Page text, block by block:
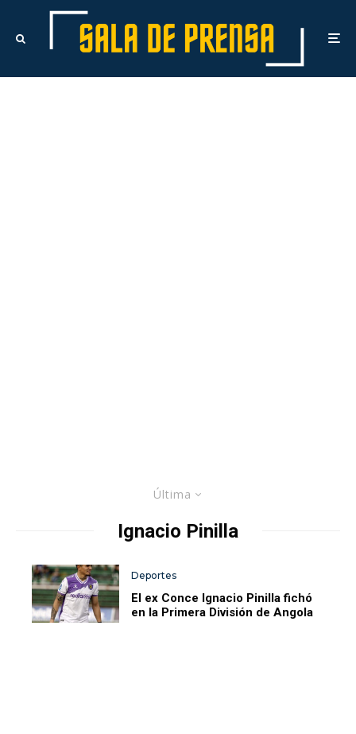
Última
Ignacio Pinilla
Deportes
El ex Conce Ignacio Pinilla fichó
en la Primera División de Angola